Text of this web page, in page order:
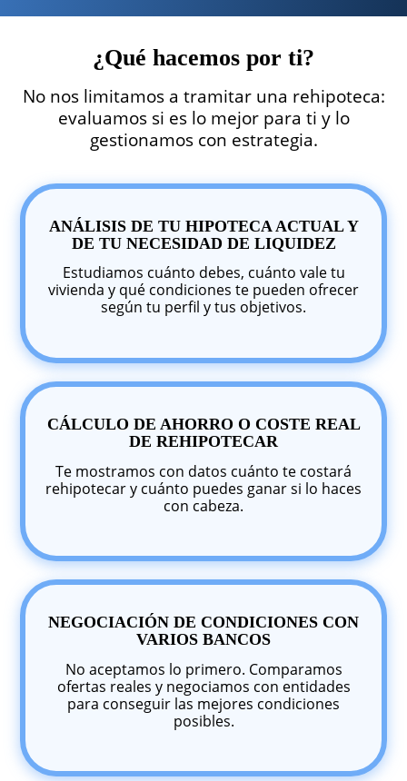
¿Qué hacemos por ti?
No nos limitamos a tramitar una rehipoteca:
evaluamos si es lo mejor para ti y lo
gestionamos con estrategia.
ANÁLISIS DE TU HIPOTECA ACTUAL Y
DE TU NECESIDAD DE LIQUIDEZ
Estudiamos cuánto debes, cuánto vale tu
vivienda y qué condiciones te pueden ofrecer
según tu perfil y tus objetivos.
CÁLCULO DE AHORRO O COSTE REAL
DE REHIPOTECAR
Te mostramos con datos cuánto te costará
rehipotecar y cuánto puedes ganar si lo haces
con cabeza.
NEGOCIACIÓN DE CONDICIONES CON
VARIOS BANCOS
No aceptamos lo primero. Comparamos
ofertas reales y negociamos con entidades
para conseguir las mejores condiciones
posibles.